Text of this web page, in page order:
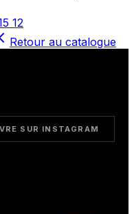
12
Retour au catalogue
SUR INSTAGRAM